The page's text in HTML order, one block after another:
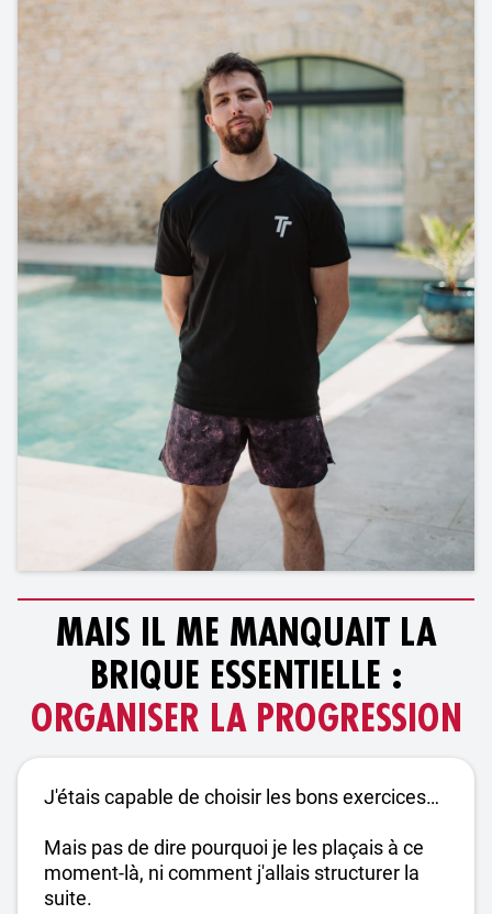
MAIS IL ME MANQUAIT LA
BRIQUE ESSENTIELLE :
ORGANISER LA PROGRESSION
J'étais capable de choisir les bons exercices…
Mais pas de dire pourquoi je les plaçais à ce
moment-là, ni comment j'allais structurer la
suite.